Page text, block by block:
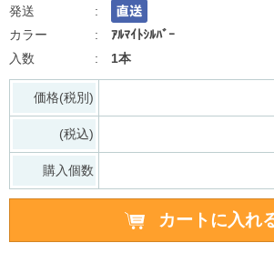
ｱﾙﾏｲﾄｼﾙﾊﾞｰ
1本
価格(税別)
(税込)
購入個数